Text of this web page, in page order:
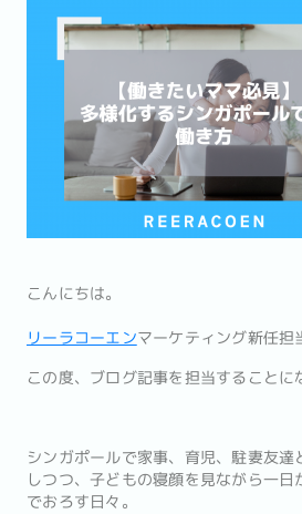
こんにちは。
リーラコーエンマーケティング新任担
この度、ブログ記事を担当することに
シンガポールで家事、育児、駐妻友達
しつつ、子どもの寝顔を見ながら一
でおろす日々。